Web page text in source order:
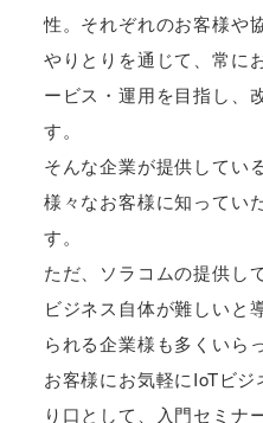
性。それぞれのお客様や
やりとりを通じて、常に
ービス・運用を目指し、
す。
そんな企業が提供してい
様々なお客様に知ってい
す。
ただ、ソラコムの提供し
ビジネス自体が難しいと
られる企業様も多くいら
お客様にお気軽にIoTビ
り口として、入門セミナ